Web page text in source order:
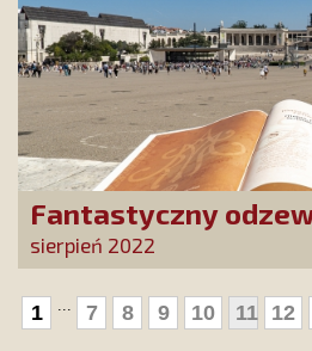
Fantastyczny
wezwanie do
Maryi
sierpień 2022
1 7 8 9 10 11 12